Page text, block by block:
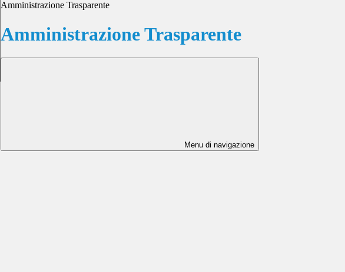
Amministrazione Trasparente
Amministrazione Trasparente
Menu di navigazione